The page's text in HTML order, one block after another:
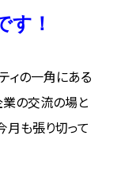
す！
ィの一角にある
業の交流の場と
月も張り切って